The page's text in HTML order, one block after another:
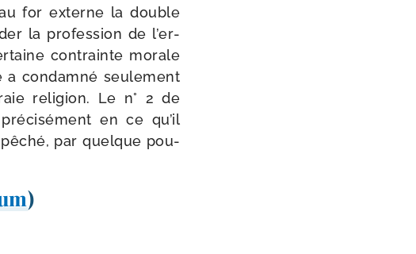
for externe la double
la pro­fes­sion de l’er­
contrainte morale
a condam­né seule­ment
reli­gion. Le n° 2 de
en ce qu’il
par quelque pou­
)